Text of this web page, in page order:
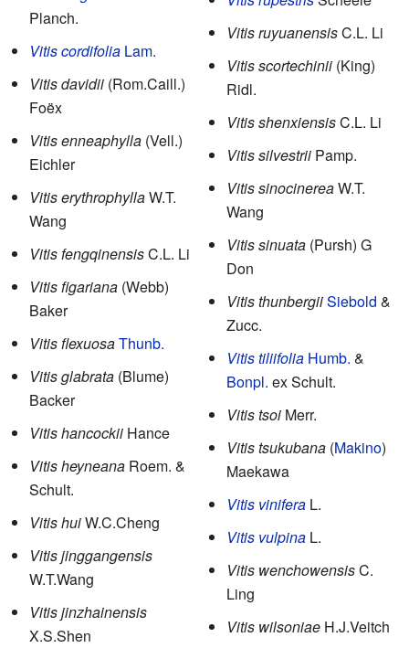
Planch.
Vitis cordifolia Lam.
Vitis davidii (Rom.Caill.)
Foëx
Vitis enneaphylla (Vell.)
Eichler
Vitis erythrophyllaW.T.
Wang
Vitis fengqinensisC.L. Li
Vitis figariana (Webb)
Baker
Vitis flexuosaThunb.
Vitis glabrata (Blume)
Backer
Vitis hancockii Hance
Vitis heyneana Roem. &
Schult.
Vitis huiW.C.Cheng
Vitis jinggangensis
W.T.Wang
Vitis jinzhainensis
X.S.Shen
Vitis ruyuanensisC.L. Li
Vitis scortechinii (King)
Ridl.
Vitis shenxiensisC.L. Li
Vitis silvestrii Pamp.
Vitis sinocinereaW.T.
Wang
Vitis sinuata (Pursh) G
Don
Vitis thunbergiiSiebold &
Zucc.
Vitis tiliifolia Humb. &
Bonpl. ex Schult.
Vitis tsoi Merr.
Vitis tsukubana (Makino)
Maekawa
Vitis vinifera L.
Vitis vulpina L.
Vitis wenchowensisC.
Ling
Vitis wilsoniae H.J.Veitch